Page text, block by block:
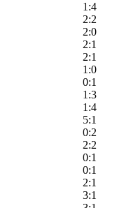
1:4
2:2
2:0
2:1
2:1
1:0
0:1
1:3
1:4
5:1
0:2
2:2
0:1
0:1
2:1
3:1